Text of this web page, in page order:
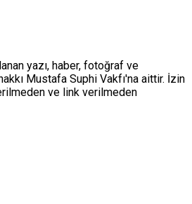
yazı, haber, fotoğraf ve
Mustafa Suphi Vakfı'na aittir. İzin
ve link verilmeden